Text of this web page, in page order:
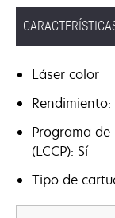
Láser color
Programa
(LCCP): Sí
Tipo de